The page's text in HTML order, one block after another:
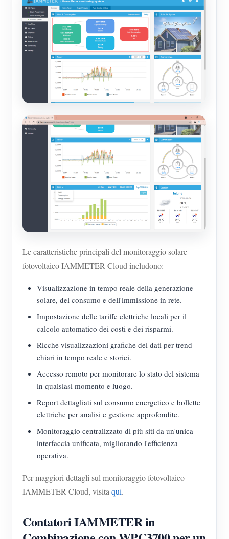
Le caratteristiche principali del monitoraggio solare
fotovoltaico IAMMETER-Cloud includono:
Visualizzazione in tempo reale della generazione
solare, del consumo e dell'immissione in rete.
Impostazione delle tariffe elettriche locali per il
calcolo automatico dei costi e dei risparmi.
Ricche visualizzazioni grafiche dei dati per trend
chiari in tempo reale e storici.
Accesso remoto per monitorare lo stato del sistema
in qualsiasi momento e luogo.
Report dettagliati sul consumo energetico e bollette
elettriche per analisi e gestione approfondite.
Monitoraggio centralizzato di più siti da un'unica
interfaccia unificata, migliorando l'efficienza
operativa.
Per maggiori dettagli sul monitoraggio fotovoltaico
IAMMETER-Cloud, visita qui.
Contatori IAMMETER in